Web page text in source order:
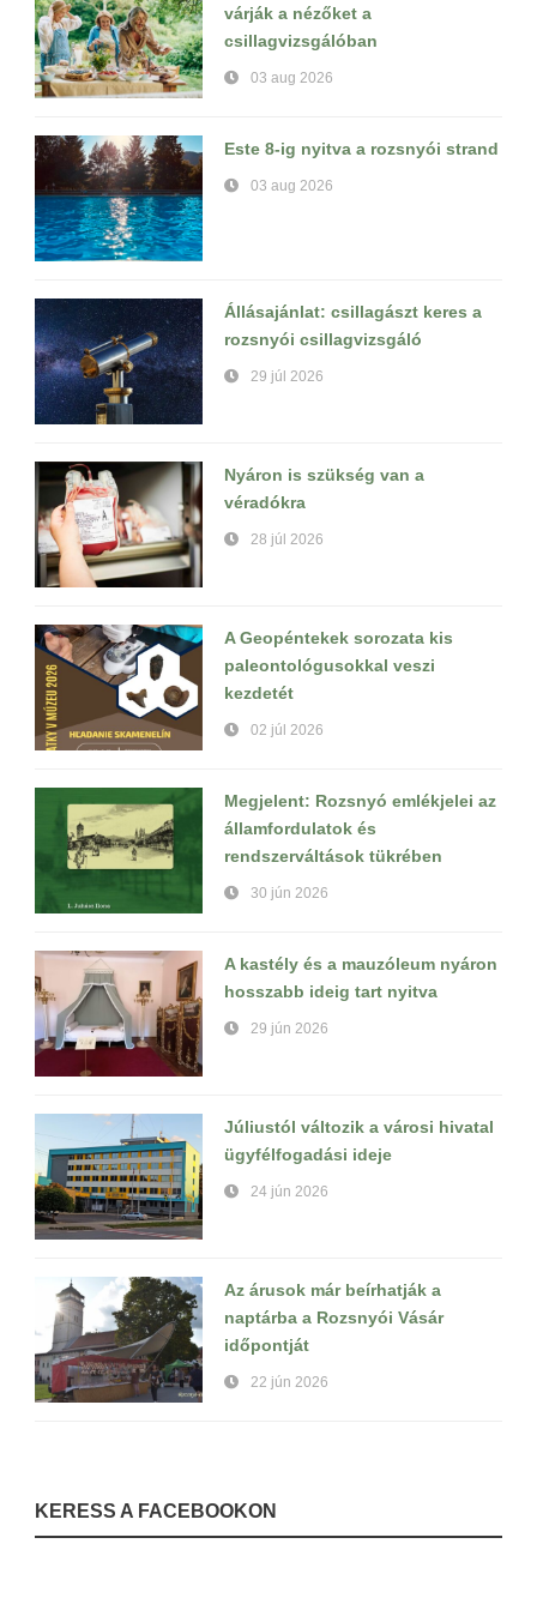
várják a nézőket a
csillagvizsgálóban
03 aug 2026
Este 8-ig nyitva a rozsnyói strand
03 aug 2026
Állásajánlat: csillagászt keres a
rozsnyói csillagvizsgáló
29 júl 2026
Nyáron is szükség van a
véradókra
28 júl 2026
A Geopéntekek sorozata kis
paleontológusokkal veszi
kezdetét
02 júl 2026
Megjelent: Rozsnyó emlékjelei az
államfordulatok és
rendszerváltások tükrében
30 jún 2026
A kastély és a mauzóleum nyáron
hosszabb ideig tart nyitva
29 jún 2026
Júliustól változik a városi hivatal
ügyfélfogadási ideje
24 jún 2026
Az árusok már beírhatják a
naptárba a Rozsnyói Vásár
időpontját
22 jún 2026
KERESS A FACEBOOKON